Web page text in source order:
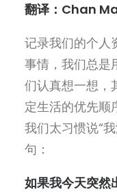
翻译：Chan
记录我们的个人
事情，我们总是
们认真想一想，
定生活的优先顺
我们太习惯说“
句 ：
如果我今天突然